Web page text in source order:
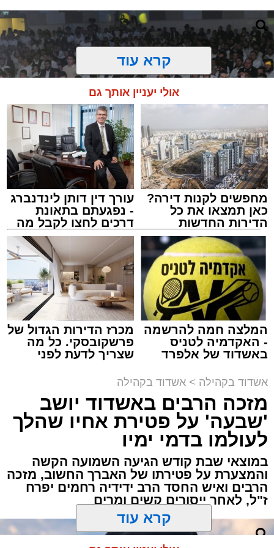
זיץ המרכז למורשת
מנהל האתר / 08:55 09.08.26
תגים:אבי אמסלם, המרכז למורשת, מהות, מני
אזולאי
לקראת סיום בין הזמנים נערך אמש מופע סיום בין
הזמנים ומלווה מלכה על ידי "המרכז למורשת"
בראשות מ"מ ראש העיר הרב אבי אמסלם בשיתוף
הרשות העירונית 'מהות' בראשות יו"ר הדירקטוריון
חבר מועצת העיר הרב מני אזולאי ומנכ"לית
הרשות הגב' סימונה מורלי - בהשתתפות למעלה
מאלף בחורי ישיבות, אברכים ותושבי העיר שגדשו
את אולם הפיס גור ברובע ז׳.
האירוע הענק התקיים כאמור ע"י 'המרכז למורשת'
קרא עוד
אולי יעניין אותך גם
מחפשים לקנות דירה?
כאן תמצאו את כל
הדירות החדשות
למכירה באשדוד >>>
עורך דין דותן לינדנברג
- נפגעתם בתאונת
דרכים לחצו לקבל מה
שמגיע לכם
המלצה חמה להרשמה
- האקדמיה לטניס
באשדוד של אלפרד
מכרז הדירות הגדול של
פרשקובסקי. כל מה
שצריך לדעת לפני
באשדוד
אשדוד בקהילה > אשדוד בקהילה
מזכה הרבים באשדוד יושב
'שבעה' על פטירת אחיו שהלך
לעולמו בדמי ימיו
במוצאי שבת קודש הגיעה השמועה הקשה
והמצערת על פטירתו של האברך החשוב, מזכה
הרבים ואיש החסד הרב ידידיה רחמים יפרח
ז"ל, לאחר ייסורים קשים ומרים
קרא עוד